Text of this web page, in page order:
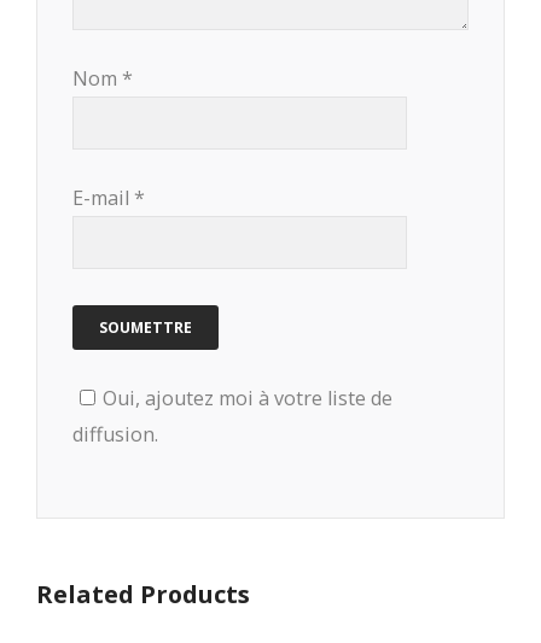
Nom *
E-mail *
Oui, ajoutez moi à votre liste de
diffusion.
Related Products